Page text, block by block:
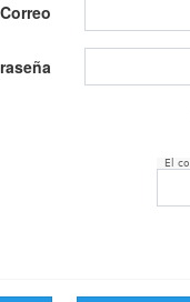
Correo
El